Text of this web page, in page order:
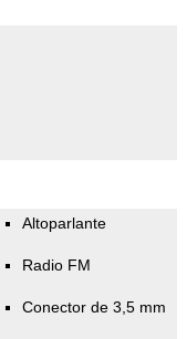
Altoparlante
Radio FM
Conector de 3,5 mm